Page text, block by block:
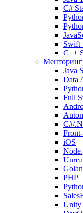
C#
Swift
C++
Менторинг
Java
Data
Full
C#/
iOS
PHP
Unity